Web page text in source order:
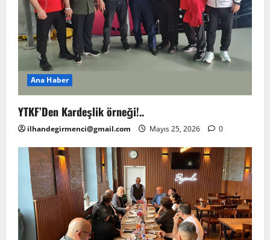
Ana Haber
YTKF’Den Kardeşlik örneği!..
ilhandegirmenci@gmail.com Mayıs 25, 2026 0